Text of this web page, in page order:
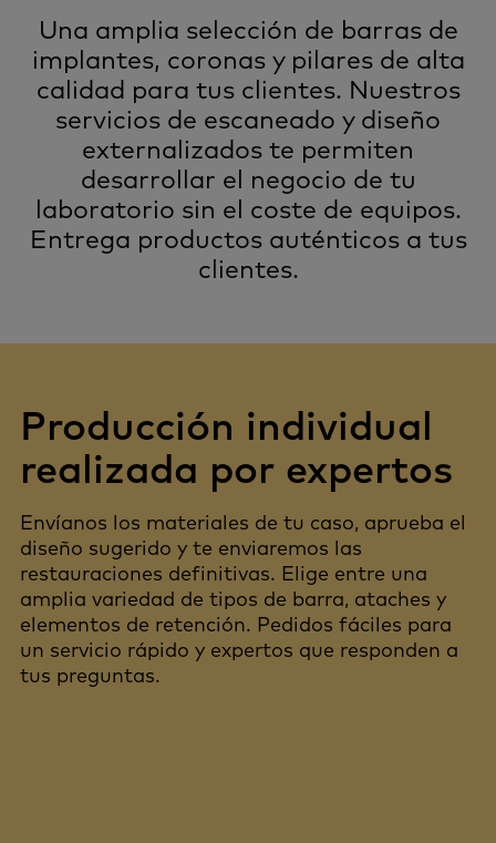
Una amplia selección de barras de
implantes, coronas y pilares de alta
calidad para tus clientes. Nuestros
servicios de escaneado y diseño
externalizados te permiten
desarrollar el negocio de tu
laboratorio sin el coste de equipos.
Entrega productos auténticos a tus
clientes.
Producción individual
realizada por expertos
Envíanos los materiales de tu caso, aprueba el
diseño sugerido y te enviaremos las
restauraciones definitivas. Elige entre una
amplia variedad de tipos de barra, ataches y
elementos de retención. Pedidos fáciles para
un servicio rápido y expertos que responden a
tus preguntas.